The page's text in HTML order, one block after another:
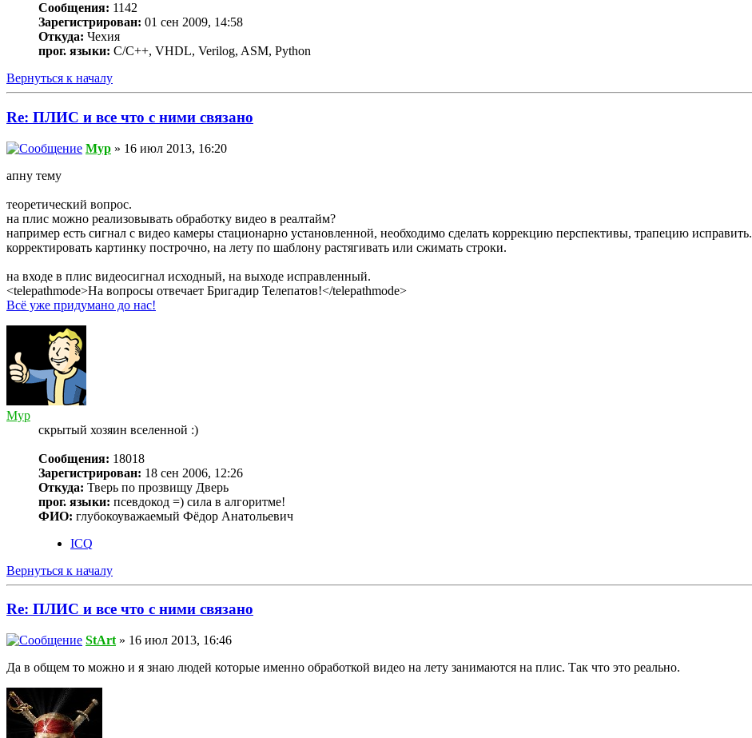
Сообщения: 1142
Зарегистрирован: 01 сен 2009, 14:58
Откуда: Чехия
прог. языки: C/С++, VHDL, Verilog, ASM, Python
Вернуться к началу
Re: ПЛИС и все что с ними связано
Myp » 16 июл 2013, 16:20
апну тему
теоретический вопрос.
на плис можно реализовывать обработку видео в реалтайм?
например есть сигнал с видео камеры стационарно установленной, необходимо сделать коррекцию перспективы, трапецию исправить.
корректировать картинку построчно, на лету по шаблону растягивать или сжимать строки.
на входе в плис видеосигнал исходный, на выходе исправленный.
<telepathmode>На вопросы отвечает Бригадир Телепатов!</telepathmode>
Всё уже придумано до нас!
Myp
скрытый хозяин вселенной :)
Сообщения: 18018
Зарегистрирован: 18 сен 2006, 12:26
Откуда: Тверь по прозвищу Дверь
прог. языки: псевдокод =) сила в алгоритме!
ФИО: глубокоуважаемый Фёдор Анатольевич
ICQ
Вернуться к началу
Re: ПЛИС и все что с ними связано
StArt » 16 июл 2013, 16:46
Да в общем то можно и я знаю людей которые именно обработкой видео на лету занимаются на плис. Так что это реально.